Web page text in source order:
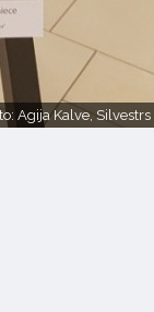
Agija Kalve,